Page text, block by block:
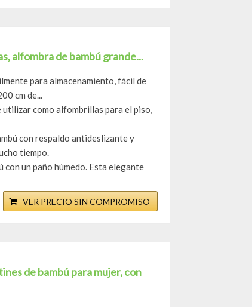
alfombra de bambú grande...
para almacenamiento, fácil de
cm de...
como alfombrillas para el piso,
con respaldo antideslizante y
tiempo.
con un paño húmedo. Esta elegante
VER PRECIO SIN COMPROMISO
de bambú para mujer, con